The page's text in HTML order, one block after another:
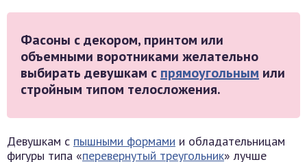
Фасоны с декором, принтом или
объемными воротниками желательно
выбирать девушкам с прямоугольным или
стройным типом телосложения.
Девушкам с пышными формами и обладательницам
фигуры типа «перевернутый треугольник» лучше